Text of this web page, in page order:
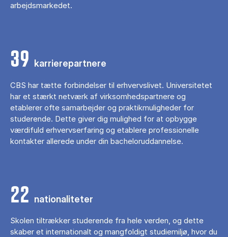
arbejdsmarkedet.
39 karrierepartnere
CBS har tætte forbindelser til erhvervslivet. Universitetet
har et stærkt netværk af virksomhedspartnere og
etablerer ofte samarbejder og praktikmuligheder for
studerende. Dette giver dig mulighed for at opbygge
værdifuld erhvervserfaring og etablere professionelle
kontakter allerede under din bacheloruddannelse.
22 nationaliteter
Skolen tiltrækker studerende fra hele verden, og dette
skaber et internationalt og mangfoldigt studiemiljø, hvor du